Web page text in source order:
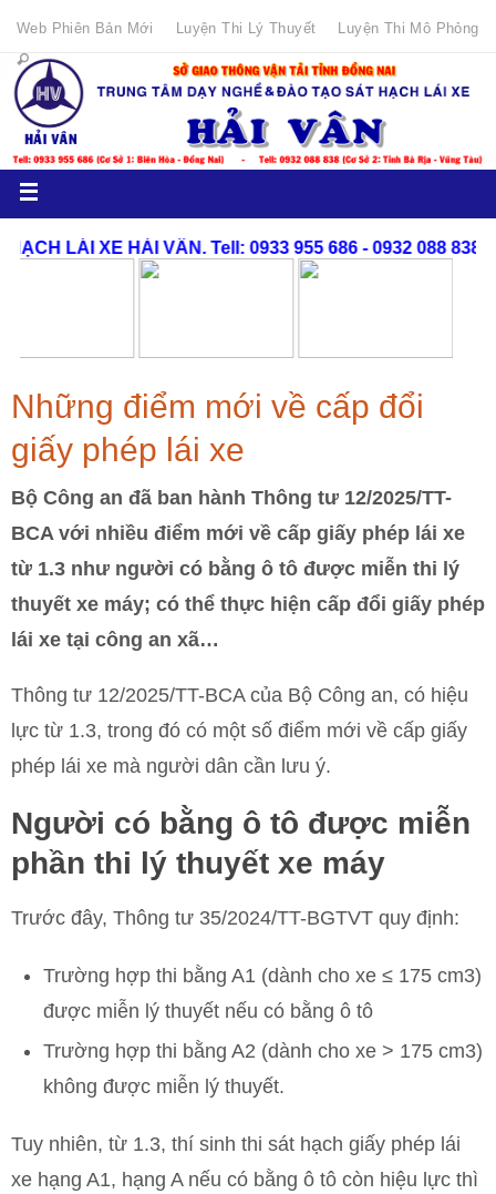
Web Phiên Bản Mới Luyện Thi Lý Thuyết Luyện Thi Mô Phỏng
Những điểm mới về cấp đổi
giấy phép lái xe
Bộ Công an đã ban hành Thông tư 12/2025/TT-
BCA với nhiều điểm mới về cấp giấy phép lái xe
từ 1.3 như người có bằng ô tô được miễn thi lý
thuyết xe máy; có thể thực hiện cấp đổi giấy phép
lái xe tại công an xã…
Thông tư 12/2025/TT-BCA của Bộ Công an, có hiệu
lực từ 1.3, trong đó có một số điểm mới về cấp giấy
phép lái xe mà người dân cần lưu ý.
Người có bằng ô tô được miễn
phần thi lý thuyết xe máy
Trước đây, Thông tư 35/2024/TT-BGTVT quy định:
Trường hợp thi bằng A1 (dành cho xe ≤ 175 cm3)
được miễn lý thuyết nếu có bằng ô tô
Trường hợp thi bằng A2 (dành cho xe > 175 cm3)
không được miễn lý thuyết.
Tuy nhiên, từ 1.3, thí sinh thi sát hạch giấy phép lái
xe hạng A1, hạng A nếu có bằng ô tô còn hiệu lực thì